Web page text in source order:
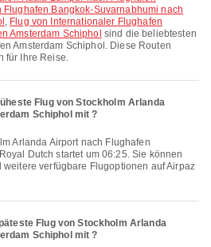
Flughafen Bangkok-Suvarnabhumi nach
, Flug von Internationaler Flughafen
Amsterdam Schiphol sind die beliebtesten
Amsterdam Schiphol. Diese Routen
für Ihre Reise.
Flug von Stockholm Arlanda
Schiphol mit ?
Dutch startet um 06:25. Sie können
verfügbare Flugoptionen auf Airpaz
Flug von Stockholm Arlanda
Schiphol mit ?